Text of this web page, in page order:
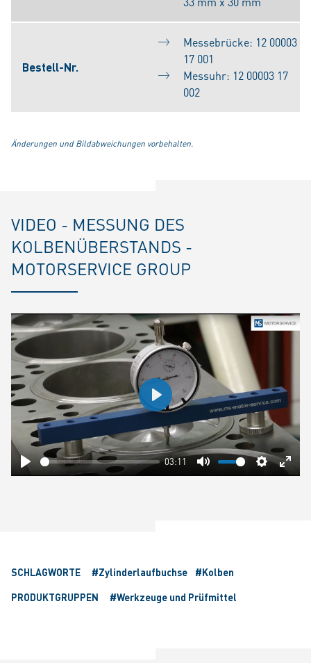
Bestell-Nr.
Messebrücke: 12 00003
17 001
Messuhr: 12 00003 17
002
Änderungen und Bildabweichungen vorbehalten.
VIDEO - MESSUNG DES
KOLBENÜBERSTANDS -
MOTORSERVICE GROUP
Play
03:11
Mute Settings
Play
SCHLAGWORTE #Zylinderlaufbuchse
#Kolben
PRODUKTGRUPPEN
#Werkzeuge und Prüfmittel